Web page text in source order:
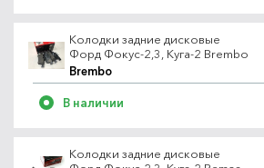
Колодки задние дисковые
Форд Фокус-2,3, Куга-2 Brembo
Brembo
В наличии
Колодки задние дисковые